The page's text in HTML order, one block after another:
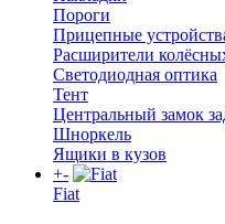
Пороги
Прицепные
Расширители
Светодиодная оптика
Тент
Центральный замок
Шноркель
Ящики в кузов
+-
Fiat